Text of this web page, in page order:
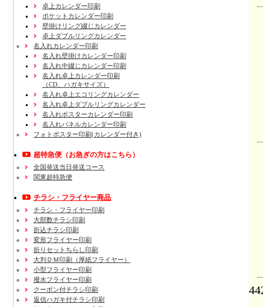
卓上カレンダー印刷
ポケットカレンダー印刷
壁掛けリング綴じカレンダー
卓上ダブルリングカレンダー
名入れカレンダー印刷
名入れ壁掛けカレンダー印刷
名入れ中綴じカレンダー印刷
名入れ卓上カレンダー印刷
（CD、ハガキサイズ）
名入れ卓上エコリングカレンダー
名入れ卓上ダブルリングカレンダー
名入れポスターカレンダー印刷
名入れパネルカレンダー印刷
フォトポスター印刷(カレンダー付き)
超特急便 （お急ぎの方はこちら）
全国発送当日発送コース
関東超特急便
チラシ・フライヤー商品
チラシ・フライヤー印刷
大部数チラシ印刷
折込チラシ印刷
変形フライヤー印刷
折りセットちらし印刷
大判ＤＭ印刷（厚紙フライヤー）
小型フライヤー印刷
撥水フライヤー印刷
クーポン付チラシ印刷
返信ハガキ付チラシ印刷